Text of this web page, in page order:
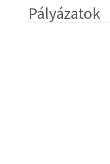
Pályázatok